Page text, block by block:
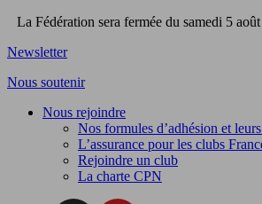
Aller
contenu
La Fédération sera fermée du samedi 5
Newsletter
Nous soutenir
Nous rejoindre
Nos formules d’adhésion et
L’assurance pour les clubs
Rejoindre un club
La charte CPN